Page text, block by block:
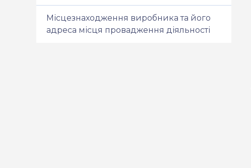
Місцезнаходження виробника та його
адреса місця провадження діяльності